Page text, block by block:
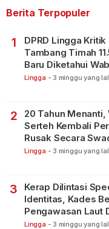
Berita Terpopuler
1
DPRD Lingga Kritik
Tambang Timah
Baru Diketahui
Lingga - 3 minggu yang
2
20 Tahun Menanti,
Serteh Kembali
Rusak Secara
Lingga - 3 minggu yang
3
Kerap Dilintasi
Identitas, Kades
Pengawasan Laut
Lingga - 3 minggu yang